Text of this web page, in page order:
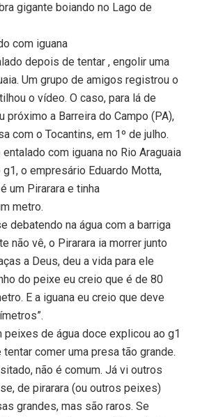
gigante boiando no Lago de
com iguana
depois de tentar , engolir uma
Um grupo de amigos registrou o
o vídeo. O caso, para lá de
próximo a Barreira do Campo (PA),
com o Tocantins, em 1º de julho.
com iguana no Rio Araguaia
o empresário Eduardo Motta,
um Pirarara e tinha
metro.
debatendo na água com a barriga
não vê, o Pirarara ia morrer junto
a Deus, deu a vida para ele
do peixe eu creio que é de 80
E a iguana eu creio que deve
de água doce explicou ao g1
comer uma presa tão grande.
não é comum. Já vi outros
de pirarara (ou outros peixes)
grandes, mas são raros. Se